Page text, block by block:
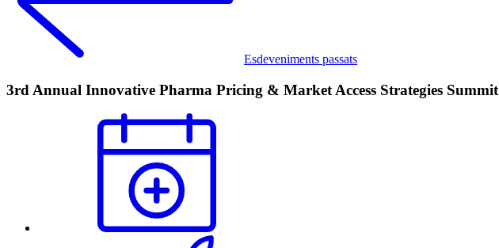
Esdeveniments passats
3rd Annual Innovative Pharma Pricing & Market Access Strategies Summit